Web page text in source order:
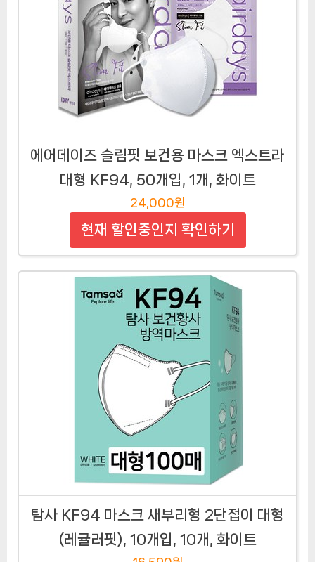
에어데이즈 슬림핏 보건용 마스크 엑스트라
대형 KF94, 50개입, 1개, 화이트
24,000원
현재 할인중인지 확인하기
탐사 KF94 마스크 새부리형 2단접이 대형
(레귤러핏), 10개입, 10개, 화이트